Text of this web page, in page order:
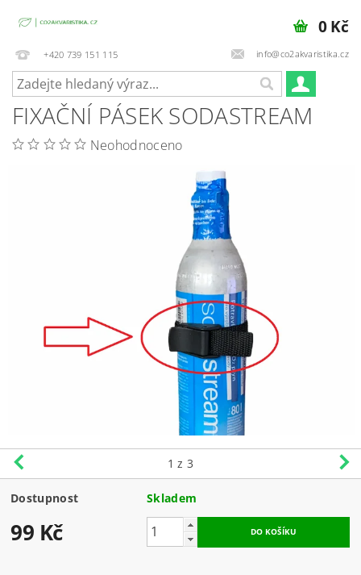
+420 739 151 115 info@co2akvaristika.cz
0 Kč
FIXAČNÍ PÁSEK SODASTREAM
Neohodnoceno
1 z 3
Dostupnost Skladem
99 Kč